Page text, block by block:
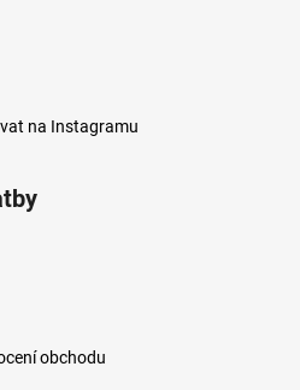
na Instagramu
obchodu